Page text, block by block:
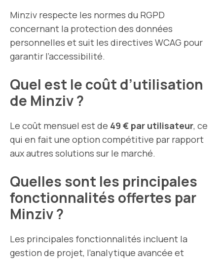
Minziv respecte les normes du RGPD
concernant la protection des données
personnelles et suit les directives WCAG pour
garantir l’accessibilité.
Quel est le coût d’utilisation
de Minziv ?
Le coût mensuel est de 49 € par utilisateur, ce
qui en fait une option compétitive par rapport
aux autres solutions sur le marché.
Quelles sont les principales
fonctionnalités offertes par
Minziv ?
Les principales fonctionnalités incluent la
gestion de projet, l’analytique avancée et